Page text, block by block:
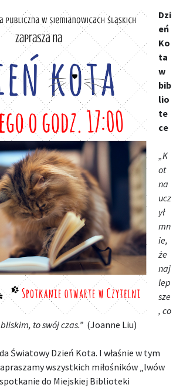
Dzi
eń
Ko
ta
w
bib
lio
te
ce
„K
ot
na
ucz
ył
mn
ie,
że
naj
lep
sze
, co
to swój czas.” (Joanne Liu)
Światowy Dzień Kota. I właśnie w tym
wszystkich miłośników „lwów
do Miejskiej Biblioteki